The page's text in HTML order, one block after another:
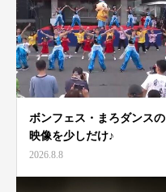
ボンフェス・まろダンスの
映像を少しだけ♪
2026.8.8